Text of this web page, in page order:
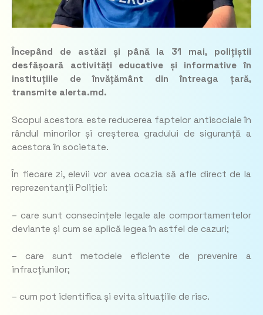
Începând de astăzi și până la 31 mai, polițiștii
desfășoară activități educative și informative în
instituțiile de învățământ din întreaga țară,
transmite alerta.md.
Scopul acestora este reducerea faptelor antisociale în
rândul minorilor și creșterea gradului de siguranță a
acestora în societate.
În fiecare zi, elevii vor avea ocazia să afle direct de la
reprezentanții Poliției:
– care sunt consecințele legale ale comportamentelor
deviante și cum se aplică legea în astfel de cazuri;
– care sunt metodele eficiente de prevenire a
infracțiunilor;
– cum pot identifica și evita situațiile de risc.